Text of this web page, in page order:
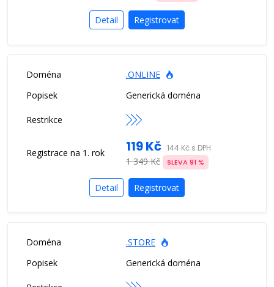
Detail Registrovat
.ONLINE
Generická doména
119 Kč 144 Kč s DPH
1 349 Kč SLEVA 91 %
Detail Registrovat
.STORE
Generická doména